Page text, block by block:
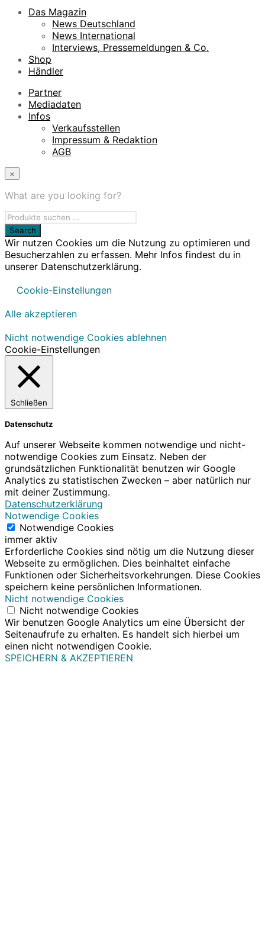
Das Magazin
News Deutschland
News International
Interviews, Pressemeldungen & Co.
Shop
Händler
Partner
Mediadaten
Infos
Verkaufsstellen
Impressum & Redaktion
AGB
×
What are you looking for?
Wir nutzen Cookies um die Nutzung zu optimieren und
Besucherzahlen zu erfassen. Mehr Infos findest du in
unserer Datenschutzerklärung.
Cookie-Einstellungen
Alle akzeptieren
Nicht notwendige Cookies ablehnen
Cookie-Einstellungen
Schließen
Datenschutz
Auf unserer Webseite kommen notwendige und nicht-
notwendige Cookies zum Einsatz. Neben der
grundsätzlichen Funktionalität benutzen wir Google
Analytics zu statistischen Zwecken – aber natürlich nur
mit deiner Zustimmung.
Datenschutzerklärung
Notwendige Cookies
Notwendige Cookies
immer aktiv
Erforderliche Cookies sind nötig um die Nutzung dieser
Webseite zu ermöglichen. Dies beinhaltet einfache
Funktionen oder Sicherheitsvorkehrungen. Diese Cookies
speichern keine persönlichen Informationen.
Nicht notwendige Cookies
Nicht notwendige Cookies
Wir benutzen Google Analytics um eine Übersicht der
Seitenaufrufe zu erhalten. Es handelt sich hierbei um
einen nicht notwendigen Cookie.
SPEICHERN & AKZEPTIEREN